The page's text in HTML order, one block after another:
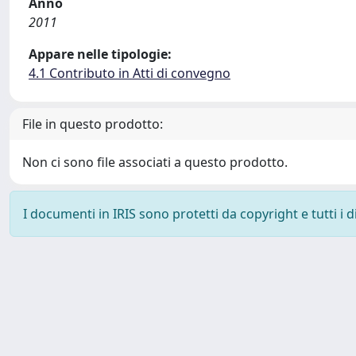
2011
Appare nelle tipologie:
4.1 Contributo in Atti di convegno
File in questo prodotto:
Non ci sono file associati a questo prodotto.
I documenti in IRIS sono protetti da copyright e tutti i